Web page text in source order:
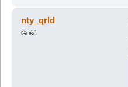
nty_qrld
Gość